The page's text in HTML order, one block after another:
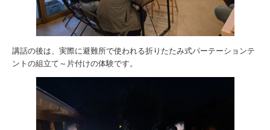
講話の後は、実際に避難所で使われる折りたたみ式パーテーションテ
ントの組立て～片付けの体験です。